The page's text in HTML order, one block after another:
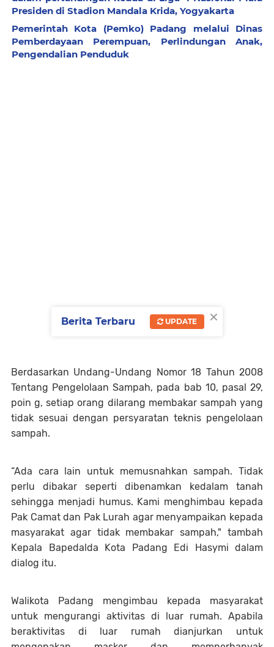
Presiden di Stadion Mandala Krida, Yogyakarta
Pemerintah Kota (Pemko) Padang melalui Dinas
Pemberdayaan Perempuan, Perlindungan Anak,
Pengendalian Penduduk
Berdasarkan Undang-Undang Nomor 18 Tahun 2008
Tentang Pengelolaan Sampah, pada bab 10, pasal 29,
poin g, setiap orang dilarang membakar sampah yang
tidak sesuai dengan persyaratan teknis pengelolaan
sampah.
“Ada cara lain untuk memusnahkan sampah. Tidak
perlu dibakar seperti dibenamkan kedalam tanah
sehingga menjadi humus. Kami menghimbau kepada
Pak Camat dan Pak Lurah agar menyampaikan kepada
masyarakat agar tidak membakar sampah," tambah
Kepala Bapedalda Kota Padang Edi Hasymi dalam
dialog itu.
Walikota Padang mengimbau kepada masyarakat
untuk mengurangi aktivitas di luar rumah. Apabila
beraktivitas di luar rumah dianjurkan untuk
×
Berita Terbaru UPDATE